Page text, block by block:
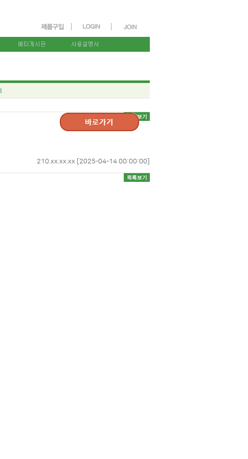
210.xx.xx.xx [2025-04-14 00:00:00]